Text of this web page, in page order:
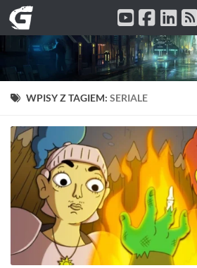
Przeskocz do treści
WPISY Z TAGIEM: SERIALE